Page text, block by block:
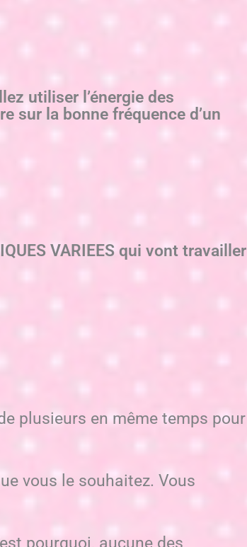
utiliser l’énergie des
sur la bonne fréquence d’un
VARIEES qui vont travailler
plusieurs en même temps pour
vous le souhaitez. Vous
pourquoi, aucune des